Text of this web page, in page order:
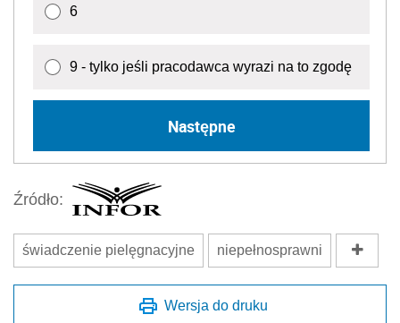
6
9 - tylko jeśli pracodawca wyrazi na to zgodę
Następne
Źródło:
świadczenie pielęgnacyjne niepełnosprawni
Wersja do druku